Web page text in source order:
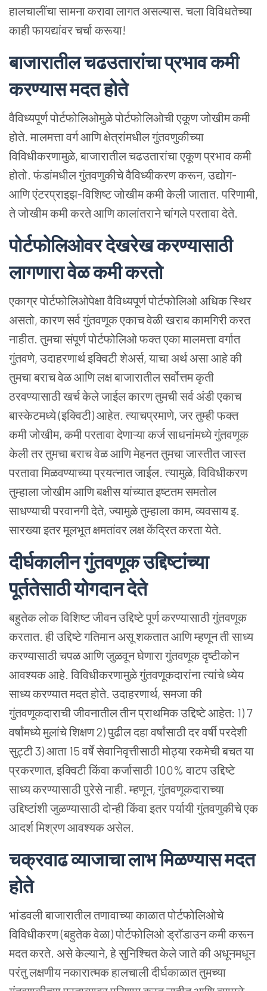
हालचालींचा सामना करावा लागत असल्यास. चला विविधतेच्या
काही फायद्यांवर चर्चा करूया!
बाजारातील चढउतारांचा प्रभाव कमी
करण्यास मदत होते
वैविध्यपूर्ण पोर्टफोलिओमुळे पोर्टफोलिओची एकूण जोखीम कमी
होते. मालमत्ता वर्ग आणि क्षेत्रांमधील गुंतवणुकीच्या
विविधीकरणामुळे, बाजारातील चढउतारांचा एकूण प्रभाव कमी
होतो. फंडांमधील गुंतवणुकीचे वैविध्यीकरण करून, उद्योग-
आणि एंटरप्राइझ-विशिष्ट जोखीम कमी केली जातात. परिणामी,
ते जोखीम कमी करते आणि कालांतराने चांगले परतावा देते.
पोर्टफोलिओवर देखरेख करण्यासाठी
लागणारा वेळ कमी करतो
एकाग्र पोर्टफोलिओपेक्षा वैविध्यपूर्ण पोर्टफोलिओ अधिक स्थिर
असतो, कारण सर्व गुंतवणूक एकाच वेळी खराब कामगिरी करत
नाहीत. तुमचा संपूर्ण पोर्टफोलिओ फक्त एका मालमत्ता वर्गात
गुंतवणे, उदाहरणार्थ इक्विटी शेअर्स, याचा अर्थ असा आहे की
तुमचा बराच वेळ आणि लक्ष बाजारातील सर्वोत्तम कृती
ठरवण्यासाठी खर्च केले जाईल कारण तुमची सर्व अंडी एकाच
बास्केटमध्ये (इक्विटी) आहेत. त्याचप्रमाणे, जर तुम्ही फक्त
कमी जोखीम, कमी परतावा देणाऱ्या कर्ज साधनांमध्ये गुंतवणूक
केली तर तुमचा बराच वेळ आणि मेहनत तुमचा जास्तीत जास्त
परतावा मिळवण्याच्या प्रयत्नात जाईल. त्यामुळे, विविधीकरण
तुम्हाला जोखीम आणि बक्षीस यांच्यात इष्टतम समतोल
साधण्याची परवानगी देते, ज्यामुळे तुम्हाला काम, व्यवसाय इ.
सारख्या इतर मूलभूत क्षमतांवर लक्ष केंद्रित करता येते.
दीर्घकालीन गुंतवणूक उद्दिष्टांच्या
पूर्ततेसाठी योगदान देते
बहुतेक लोक विशिष्ट जीवन उद्दिष्टे पूर्ण करण्यासाठी गुंतवणूक
करतात. ही उद्दिष्टे गतिमान असू शकतात आणि म्हणून ती साध्य
करण्यासाठी चपळ आणि जुळवून घेणारा गुंतवणूक दृष्टीकोन
आवश्यक आहे. विविधीकरणामुळे गुंतवणूकदारांना त्यांचे ध्येय
साध्य करण्यात मदत होते. उदाहरणार्थ, समजा की
गुंतवणूकदाराची जीवनातील तीन प्राथमिक उद्दिष्टे आहेत: 1) 7
वर्षांमध्ये मुलांचे शिक्षण2) पुढील दहा वर्षांसाठी दर वर्षी परदेशी
सुट्टी3) आता 15 वर्षे सेवानिवृत्तीसाठी मोठ्या रकमेची बचतया
प्रकरणात, इक्विटी किंवा कर्जासाठी 100% वाटप उद्दिष्टे
साध्य करण्यासाठी पुरेसे नाही. म्हणून, गुंतवणूकदाराच्या
उद्दिष्टांशी जुळण्यासाठी दोन्ही किंवा इतर पर्यायी गुंतवणुकीचे एक
आदर्श मिश्रण आवश्यक असेल.
चक्रवाढ व्याजाचा लाभ मिळण्यास मदत
होते
भांडवली बाजारातील तणावाच्या काळात पोर्टफोलिओचे
विविधीकरण (बहुतेक वेळा) पोर्टफोलिओ ड्रॉडाउन कमी करून
मदत करते. असे केल्याने, हे सुनिश्चित केले जाते की अधूनमधून
परंतु लक्षणीय नकारात्मक हालचाली दीर्घकाळात तुमच्या